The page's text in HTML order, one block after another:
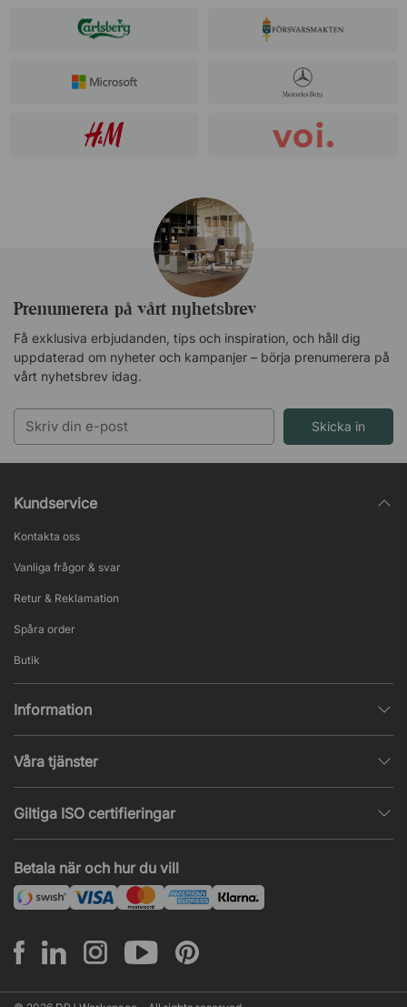
Prenumerera på vårt nyhetsbrev
Få exklusiva erbjudanden, tips och inspiration, och håll dig
uppdaterad om nyheter och kampanjer – börja prenumerera på
vårt nyhetsbrev idag.
Skicka in
Kundservice
Kontakta oss
Vanliga frågor & svar
Retur & Reklamation
Spåra order
Butik
Information
Försäljningsvillkor
Populära sidor
Nyheter & artiklar
Våra tjänster
Tysta rum & telefonbås
Projekt & offert
Montering
Betala när och hur du vill
Giltiga ISO certifieringar
ISO 14001– Miljöledning
ISO 45001– Arbetsmiljöledning